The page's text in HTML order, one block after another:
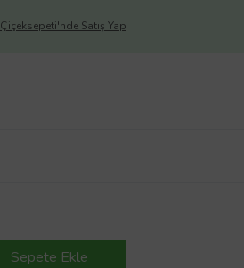
Çiçeksepeti'nde Satış Yap
Sepete Ekle